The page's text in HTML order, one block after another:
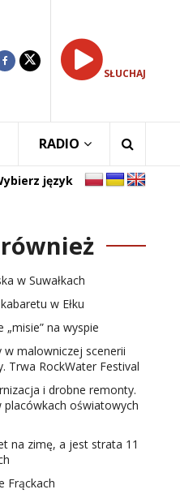
SŁUCHAJ
RADIO
język
w Suwałkach
w Ełku
„misie” na wyspie
w malowniczej scenerii
Trwa RockWater Festival
i drobne remonty.
placówkach oświatowych
na zimę, a jest strata 11
Frąckach